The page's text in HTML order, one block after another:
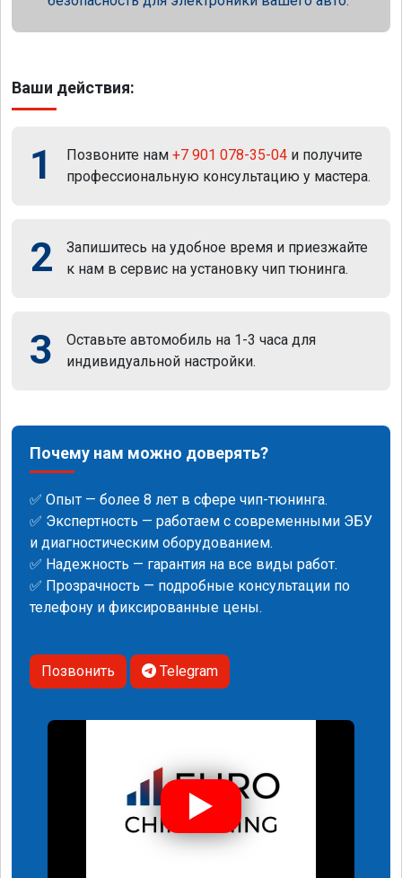
Ваши действия:
1 Позвоните нам +7 901 078-35-04 и получите
профессиональную консультацию у мастера.
2
Запишитесь на удобное время и приезжайте
к нам в сервис на установку чип тюнинга.
3
Оставьте автомобиль на 1-3 часа для
индивидуальной настройки.
Почему нам можно доверять?
✅ Опыт — более 8 лет в сфере чип-тюнинга.
✅ Экспертность — работаем с современными ЭБУ
и диагностическим оборудованием.
✅ Надежность — гарантия на все виды работ.
✅ Прозрачность — подробные консультации по
телефону и фиксированные цены.
Позвонить Telegram